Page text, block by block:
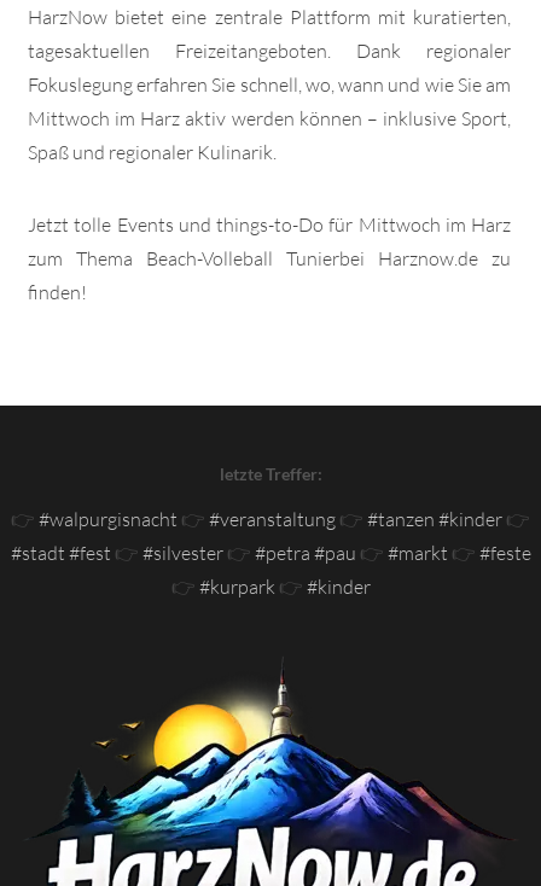
HarzNow bietet eine zentrale Plattform mit kuratierten,
tagesaktuellen Freizeitangeboten. Dank regionaler
Fokuslegung erfahren Sie schnell, wo, wann und wie Sie am
Mittwoch im Harz aktiv werden können – inklusive Sport,
Spaß und regionaler Kulinarik.
Jetzt tolle Events und things-to-Do für Mittwoch im Harz
zum Thema Beach-Volleball Tunierbei Harznow.de zu
finden!
letzte Treffer:
👉 #walpurgisnacht 👉 #veranstaltung 👉 #tanzen #kinder 👉
#stadt #fest 👉 #silvester👉 #petra #pau 👉 #markt 👉 #feste
👉 #kurpark 👉 #kinder